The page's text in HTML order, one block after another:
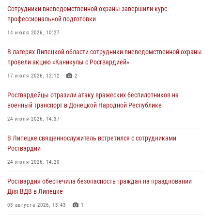
Росгвардия противодействует БПЛА ВСУ на южном направлении
(видео)
Росгвардия обеспечила охрану порядка во время проведения
фестивалей в Липецке
Сотрудники Росгвардии продолжают контроль безопасности
детских оздоровительно-образовательных объектов в Липецкой
31 июля 2026, 14:17
Сотрудники вневедомственной охраны завершили курс
профессиональной подготовки
14 июля 2026, 10:27
В лагерях Липецкой области сотрудники вневедомственной охраны
провели акцию «Каникулы с Росгвардией»
17 июля 2026, 12:12 2
Росгвардейцы отразили атаку вражеских беспилотников на
военный транспорт в Донецкой Народной Республике
24 июля 2026, 14:37
В Липецке священнослужитель встретился с сотрудниками
Росгвардии
24 июля 2026, 14:20
Росгвардия обеспечила безопасность граждан на праздновании
Дня ВДВ в Липецке
03 августа 2026, 13:43 1